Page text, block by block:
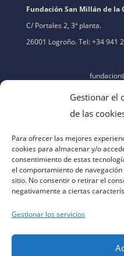
Gestionar el
de las
Para ofrecer las mejores
cookies para almacenar y/o
consentimiento de estas
el comportamiento de
sitio. No consentir o retirar el
negativamente a ciertas
Gestionar los servicios
Fundación San Millán de la
C/ Portales 2, 3ª planta.
26001 Logroño. Tel: +34 941